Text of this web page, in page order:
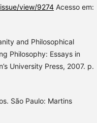
view/9274 Acesso em:
and Philosophical
Philosophy: Essays in
University Press, 2007. p.
São Paulo: Martins